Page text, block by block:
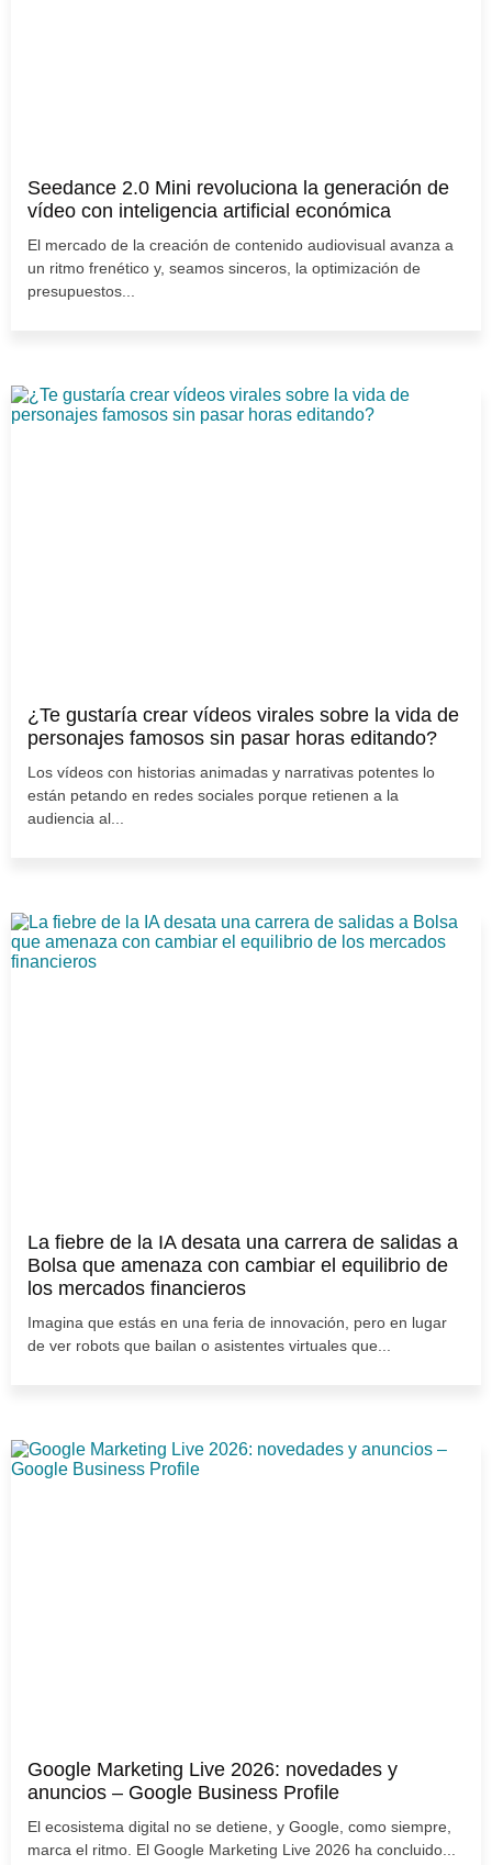
Seedance 2.0 Mini revoluciona la generación de
vídeo con inteligencia artificial económica
El mercado de la creación de contenido audiovisual avanza a
un ritmo frenético y, seamos sinceros, la optimización de
presupuestos...
¿Te gustaría crear vídeos virales sobre la vida de
personajes famosos sin pasar horas editando?
Los vídeos con historias animadas y narrativas potentes lo
están petando en redes sociales porque retienen a la
audiencia al...
La fiebre de la IA desata una carrera de salidas a
Bolsa que amenaza con cambiar el equilibrio de
los mercados financieros
Imagina que estás en una feria de innovación, pero en lugar
de ver robots que bailan o asistentes virtuales que...
Google Marketing Live 2026: novedades y
anuncios – Google Business Profile
El ecosistema digital no se detiene, y Google, como siempre,
marca el ritmo. El Google Marketing Live 2026 ha concluido...